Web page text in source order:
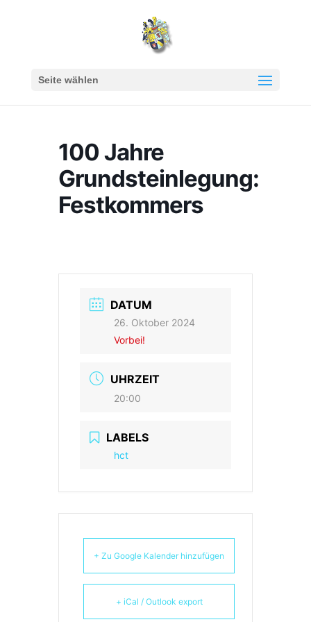
Seite wählen
100 Jahre
Grundsteinlegung:
Festkommers
DATUM
26. Oktober 2024
Vorbei!
UHRZEIT
20:00
LABELS
hct
+ Zu Google Kalender hinzufügen
+ iCal / Outlook export